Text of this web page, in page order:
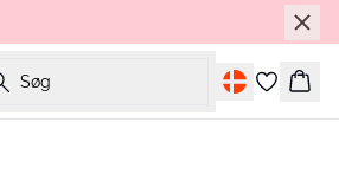
Søg
Kurv